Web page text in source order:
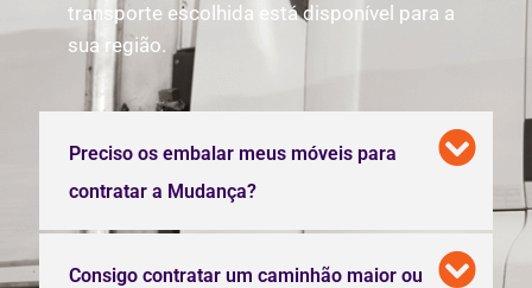
transporte escolhida está disponível para a
sua região.
Preciso os embalar meus móveis para
contratar a Mudança?
Consigo contratar um caminhão maior ou